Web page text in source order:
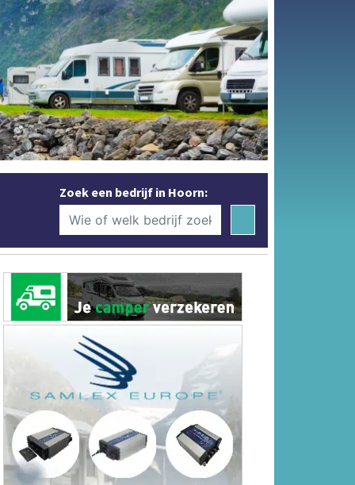
Zoek een bedrijf in Hoorn: